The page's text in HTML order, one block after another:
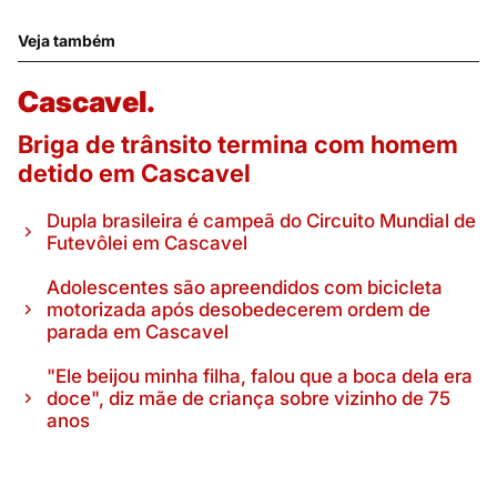
Veja também
Cascavel.
Briga de trânsito termina com homem
detido em Cascavel
Dupla brasileira é campeã do Circuito Mundial de
Futevôlei em Cascavel
Adolescentes são apreendidos com bicicleta
motorizada após desobedecerem ordem de
parada em Cascavel
"Ele beijou minha filha, falou que a boca dela era
doce", diz mãe de criança sobre vizinho de 75
anos